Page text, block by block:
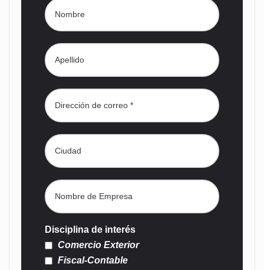
Disciplina de interés
Comercio Exterior
Fiscal-Contable